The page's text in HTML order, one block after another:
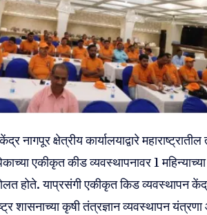
नागपूर क्षेत्रीय कार्यालयाद्वारे
एकीकृत कीड व्यवस्थापनावर 1
बोलत होते. याप्रसंगी एकीकृत किड व्यवस्थापन
शासनाच्या कृषी तंत्रज्ञान व्यवस्थापन यंत्रणा